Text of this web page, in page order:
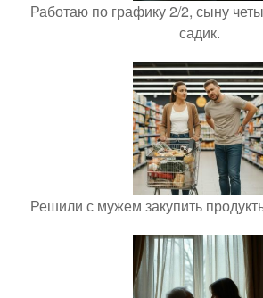
Работаю по графику 2/2, сыну
садик.
Решили с мужем закупить